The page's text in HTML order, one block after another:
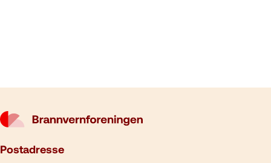
Postadresse